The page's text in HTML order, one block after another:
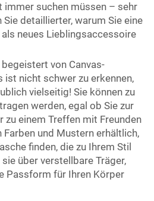
immer suchen müssen – sehr
detaillierter, warum Sie eine
neues Lieblingsaccessoire
von Canvas-
ist nicht schwer zu erkennen,
vielseitig! Sie können zu
werden, egal ob Sie zur
zu einem Treffen mit Freunden
Farben und Mustern erhältlich,
finden, die zu Ihrem Stil
über verstellbare Träger,
Passform für Ihren Körper